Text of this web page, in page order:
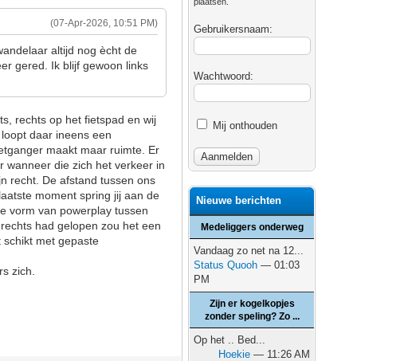
(07-Apr-2026, 10:51 PM)
altijd nog ècht de
gered. Ik blijf gewoon links
rechts op het fietspad en wij
daar ineens een
maakt maar ruimte. Er
wanneer die zich het verkeer in
recht. De afstand tussen ons
moment spring jij aan de
vorm van powerplay tussen
had gelopen zou het een
met gepaste
zich.
Gebruikersnaam:
Wachtwoord:
Mij onthouden
Nieuwe berichten
Medeliggers onderweg
Vandaag zo net na 12...
Status Quooh — 01:03
PM
Zijn er kogelkopjes
zonder speling? Zo ...
Op het .. Bed...
Hoekie — 11:26 AM